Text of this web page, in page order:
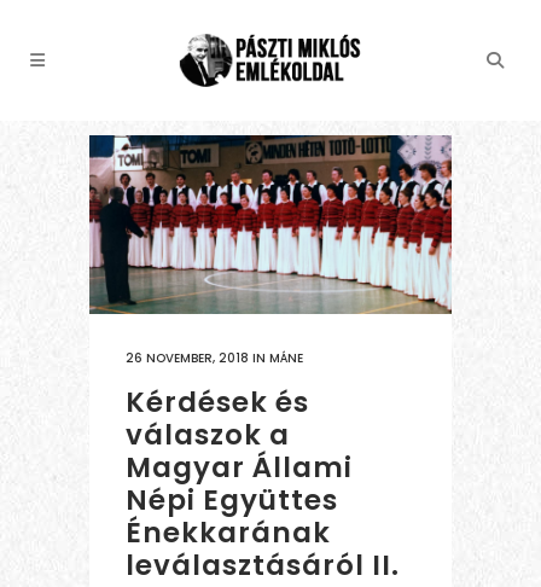
26 NOVEMBER, 2018 IN MÁNE
Kérdések és
válaszok a
Magyar Állami
Népi Együttes
Énekkarának
leválasztásáról II.